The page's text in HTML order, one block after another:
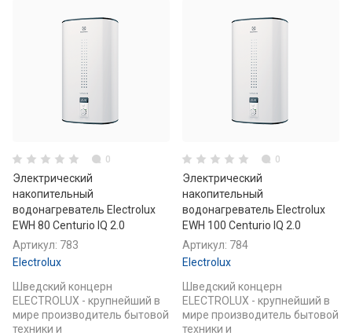
0
Электрический
накопительный
водонагреватель Electrolux
EWH 80 Centurio IQ 2.0
Артикул: 783
Electrolux
Шведский концерн
ELECTROLUX - крупнейший в
мире производитель бытовой
техники и
0
Электрический
накопительный
водонагреватель Electrolux
EWH 100 Centurio IQ 2.0
Артикул: 784
Electrolux
Шведский концерн
ELECTROLUX - крупнейший в
мире производитель бытовой
техники и